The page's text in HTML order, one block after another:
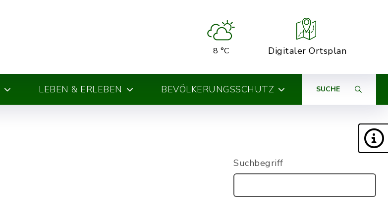
8 °C Digitaler Ortsplan
LEBEN & ERLEBEN BEVÖLKERUNGSSCHUTZ SUCHE
Suchbegriff